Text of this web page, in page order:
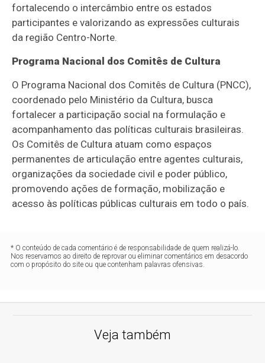
fortalecendo o intercâmbio entre os estados
participantes e valorizando as expressões culturais
da região Centro-Norte.
Programa Nacional dos Comitês de Cultura
O Programa Nacional dos Comitês de Cultura (PNCC),
coordenado pelo Ministério da Cultura, busca
fortalecer a participação social na formulação e
acompanhamento das políticas culturais brasileiras.
Os Comitês de Cultura atuam como espaços
permanentes de articulação entre agentes culturais,
organizações da sociedade civil e poder público,
promovendo ações de formação, mobilização e
acesso às políticas públicas culturais em todo o país.
* O conteúdo de cada comentário é de responsabilidade de quem realizá-lo.
Nos reservamos ao direito de reprovar ou eliminar comentários em desacordo
com o propósito do site ou que contenham palavras ofensivas.
Veja também